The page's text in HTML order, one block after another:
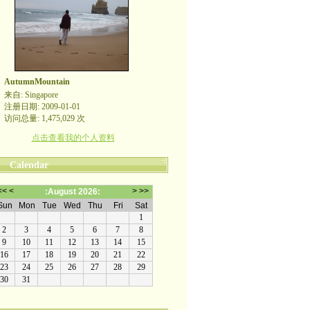
AutumnMountain
来自: Singapore
注册日期: 2009-01-01
访问总量: 1,475,029 次
点击查看我的个人资料
Calendar